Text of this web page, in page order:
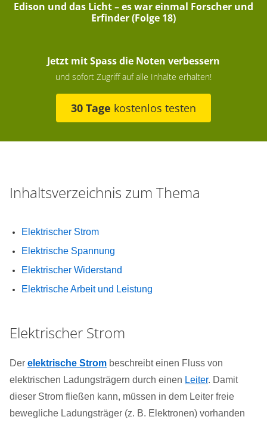
Edison und das Licht – es war einmal Forscher und
Erfinder (Folge 18)
Jetzt mit Spass die Noten verbessern
und sofort Zugriff auf alle Inhalte erhalten!
30 Tage kostenlos testen
Inhaltsverzeichnis zum Thema
Elektrischer Strom
Elektrische Spannung
Elektrischer Widerstand
Elektrische Arbeit und Leistung
Elektrischer Strom
Der elektrische Strom beschreibt einen Fluss von
elektrischen Ladungsträgern durch einen Leiter. Damit
dieser Strom fließen kann, müssen in dem Leiter freie
bewegliche Ladungsträger (z. B. Elektronen) vorhanden